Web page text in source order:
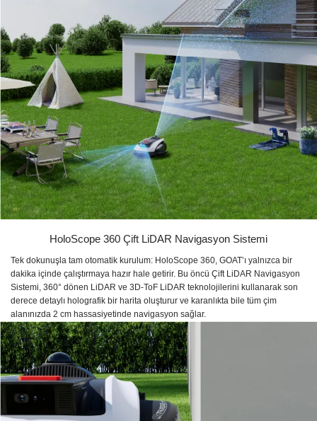
HoloScope 360 Çift LiDAR Navigasyon Sistemi
Tek dokunuşla tam otomatik kurulum: HoloScope 360, GOAT’ı yalnızca bir
dakika içinde çalıştırmaya hazır hale getirir. Bu öncü Çift LiDAR Navigasyon
Sistemi, 360° dönen LiDAR ve 3D-ToF LiDAR teknolojilerini kullanarak son
derece detaylı holografik bir harita oluşturur ve karanlıkta bile tüm çim
alanınızda 2 cm hassasiyetinde navigasyon sağlar.